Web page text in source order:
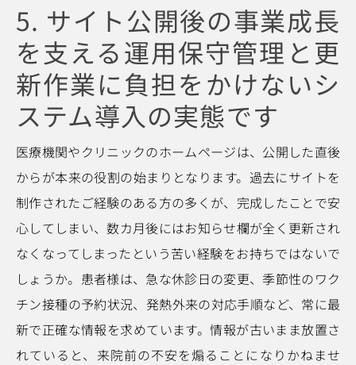
5. サイト公開後の事業成長
を支える運用保守管理と更
新作業に負担をかけないシ
ステム導入の実態です
医療機関やクリニックのホームページは、公開した直後
からが本来の役割の始まりとなります。過去にサイトを
制作されたご経験のある方の多くが、完成したことで安
心してしまい、数カ月後にはお知らせ欄が全く更新され
なくなってしまったという苦い経験をお持ちではないで
しょうか。患者様は、急な休診日の変更、季節性のワク
チン接種の予約状況、発熱外来の対応手順など、常に最
新で正確な情報を求めています。情報が古いまま放置さ
れていると、来院前の不安を煽ることになりかねませ